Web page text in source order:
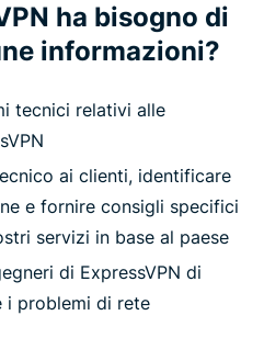
ha bisogno di
informazioni?
tecnici relativi alle
ai clienti, identificare
e fornire consigli specifici
servizi in base al paese
di ExpressVPN di
i problemi di rete